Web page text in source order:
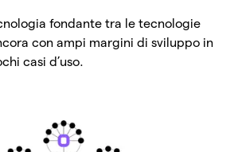
fondante tra le tecnologie
con ampi margini di sviluppo in
casi d’uso.